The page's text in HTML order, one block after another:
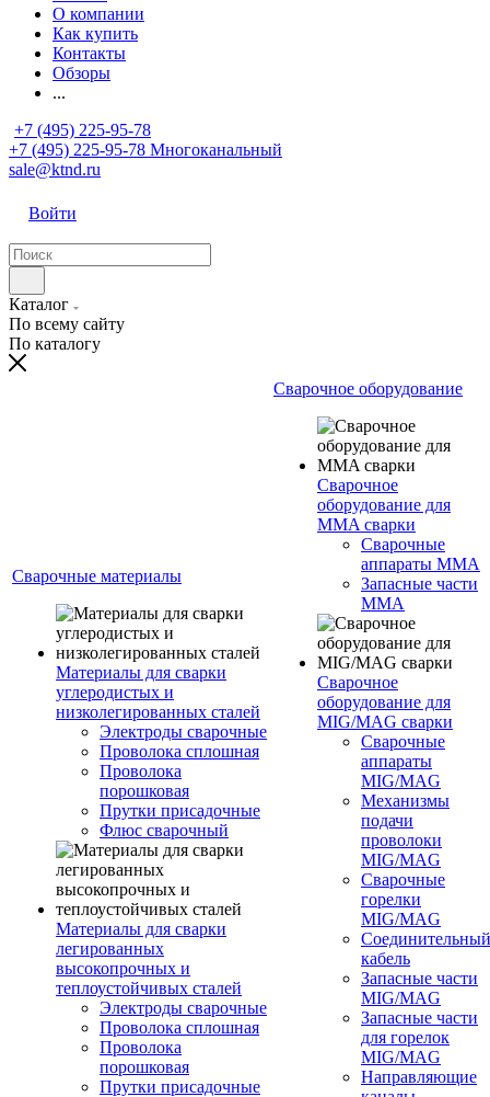
О компании
Как купить
Контакты
Обзоры
...
+7 (495) 225-95-78
+7 (495) 225-95-78 Многоканальный
sale@ktnd.ru
Войти
Каталог
По всему сайту
По каталогу
Сварочные материалы
Материалы для сварки
углеродистых и
низколегированных сталей
Электроды сварочные
Проволока сплошная
Проволока
порошковая
Прутки присадочные
Флюс сварочный
Материалы для сварки
легированных
высокопрочных и
теплоустойчивых сталей
Электроды сварочные
Проволока сплошная
Проволока
порошковая
Прутки присадочные
Сварочное оборудование
Сварочное
оборудование для
MMA сварки
Сварочные
аппараты MMA
Запасные части
MMA
Сварочное
оборудование для
MIG/MAG сварки
Сварочные
аппараты
MIG/MAG
Механизмы
подачи
проволоки
MIG/MAG
Сварочные
горелки
MIG/MAG
Соединительный
кабель
Запасные части
MIG/MAG
Запасные части
для горелок
MIG/MAG
Направляющие